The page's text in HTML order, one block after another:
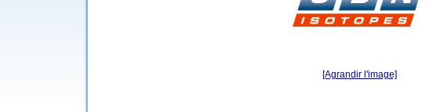
[Agrandir l'image]